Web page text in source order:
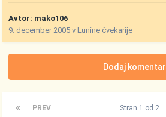
Avtor: mako106
9. december 2005 vLunine čvekarije
Dodaj komentar
PREV Stran 1 od 2